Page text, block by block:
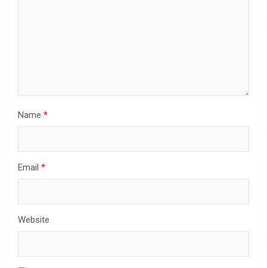
Name *
Email *
Website